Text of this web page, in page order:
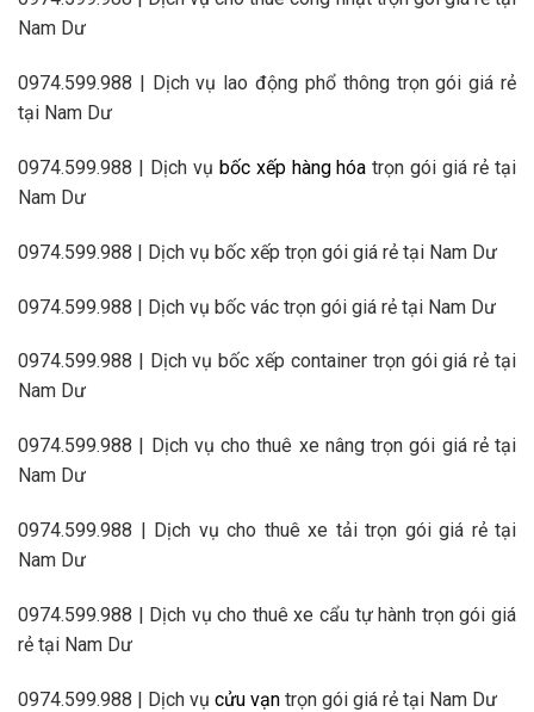
Nam Dư
0974.599.988 | Dịch vụ lao động phổ thông trọn gói giá rẻ
tại Nam Dư
0974.599.988 | Dịch vụ bốc xếp hàng hóa trọn gói giá rẻ tại
Nam Dư
0974.599.988 | Dịch vụ bốc xếp trọn gói giá rẻ tại Nam Dư
0974.599.988 | Dịch vụ bốc vác trọn gói giá rẻ tại Nam Dư
0974.599.988 | Dịch vụ bốc xếp container trọn gói giá rẻ tại
Nam Dư
0974.599.988 | Dịch vụ cho thuê xe nâng trọn gói giá rẻ tại
Nam Dư
0974.599.988 | Dịch vụ cho thuê xe tải trọn gói giá rẻ tại
Nam Dư
0974.599.988 | Dịch vụ cho thuê xe cẩu tự hành trọn gói giá
rẻ tại Nam Dư
0974.599.988 | Dịch vụ cửu vạn trọn gói giá rẻ tại Nam Dư